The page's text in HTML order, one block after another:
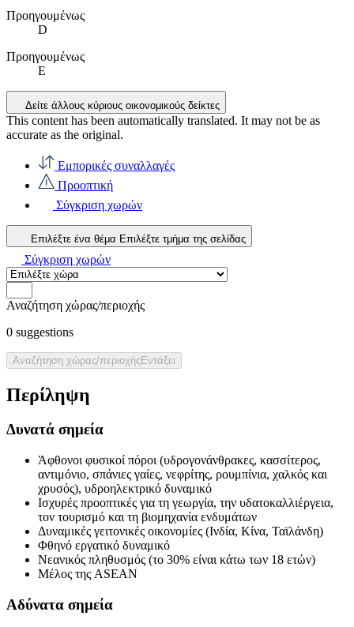
Προηγουμένως
D
Προηγουμένως
E
Δείτε άλλους κύριους οικονομικούς δείκτες
This content has been automatically translated. It may not be as
accurate as the original.
Εμπορικές συναλλαγές
Προοπτική
Σύγκριση χωρών
Επιλέξτε ένα θέμα Επιλέξτε τμήμα της σελίδας
Σύγκριση χωρών
Αναζήτηση χώρας/περιοχής
0 suggestions
Αναζήτηση χώρας/περιοχήςΕντάξει
Περίληψη
Δυνατά σημεία
Άφθονοι φυσικοί πόροι (υδρογονάνθρακες, κασσίτερος,
αντιμόνιο, σπάνιες γαίες, νεφρίτης, ρουμπίνια, χαλκός και
χρυσός), υδροηλεκτρικό δυναμικό
Ισχυρές προοπτικές για τη γεωργία, την υδατοκαλλιέργεια,
τον τουρισμό και τη βιομηχανία ενδυμάτων
Δυναμικές γειτονικές οικονομίες (Ινδία, Κίνα, Ταϊλάνδη)
Φθηνό εργατικό δυναμικό
Νεανικός πληθυσμός (το 30% είναι κάτω των 18 ετών)
Μέλος της ASEAN
Αδύνατα σημεία